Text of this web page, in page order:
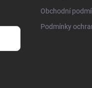
Obchodní
Podmínky